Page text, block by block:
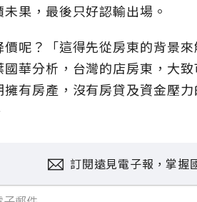
果，最後只好認輸出場。
呢？「這得先從房東的背景
華分析，台灣的店房東，大
有房產，沒有房貸及資金壓
訂閱遠見電子報，掌握